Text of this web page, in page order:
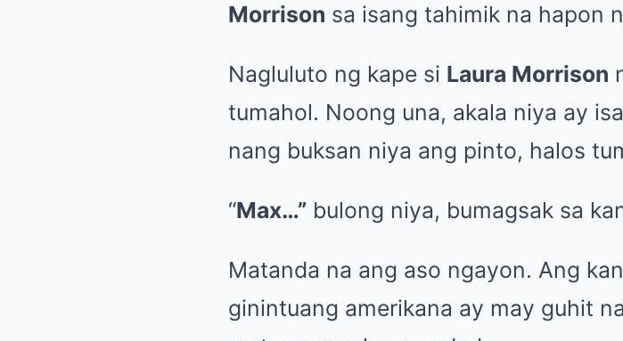
Morrison sa isang tahimik na hapon
Nagluluto ng kape si Laura Morrison
tumahol. Noong una, akala niya ay
nang buksan niya ang pinto, halos
“Max…” bulong niya, bumagsak sa
Matanda na ang aso ngayon. Ang
ginintuang amerikana ay may guhit